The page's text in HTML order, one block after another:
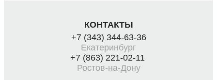
КОНТАКТЫ
+7 (343) 344-63-36
Екатеринбург
+7 (863) 221-02-11
Ростов-на-Дону